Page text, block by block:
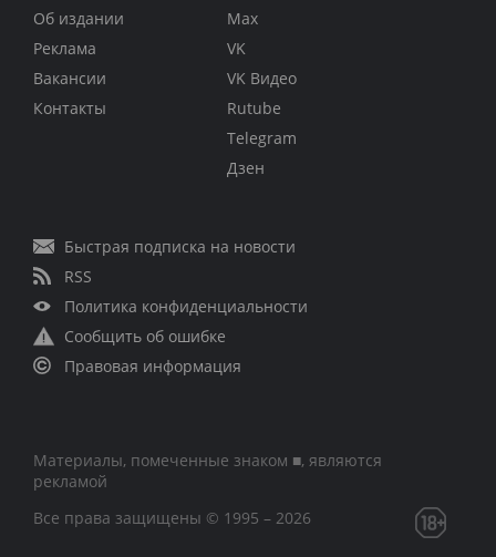
Об издании
Реклама
Вакансии
Контакты
Max
VK
VK Видео
Rutube
Telegram
Дзен
Быстрая подписка на новости
RSS
Политика конфиденциальности
Сообщить об ошибке
Правовая информация
Материалы, помеченные знаком ■, являются
рекламой
Все права защищены © 1995 – 2026